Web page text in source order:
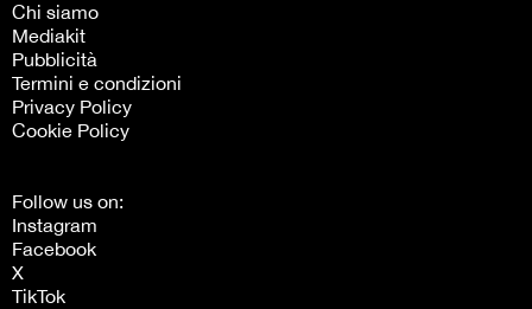
Chi siamo
Mediakit
Pubblicità
Termini e condizioni
Privacy Policy
Cookie Policy
Follow us on:
Instagram
Facebook
X
TikTok